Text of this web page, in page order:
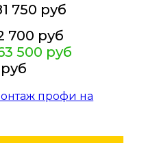
750 руб
700 руб
500 руб
профи на